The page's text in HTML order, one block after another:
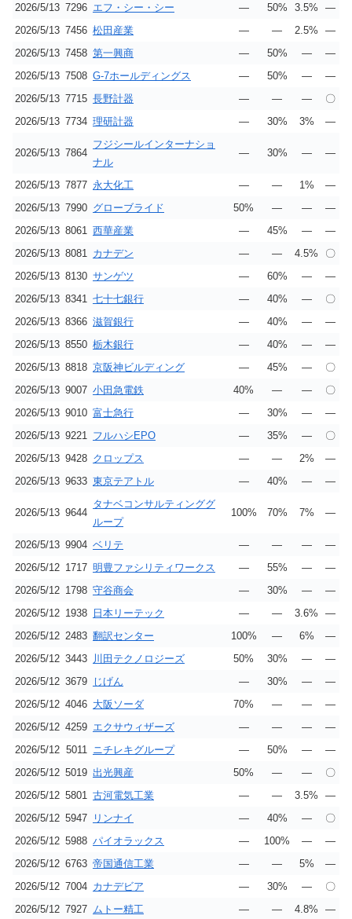
2026/5/13 7296 エフ・シー・シー ― 50% 3.5%
―
2026/5/13 7456 松田産業 ― ― 2.5%
―
2026/5/13 7458 第一興商 ― 50% ―
―
2026/5/13 7508 G‐7ホールディングス ― 50% ―
―
2026/5/13 7715 長野計器 ― ― ―
〇
2026/5/13 7734 理研計器 ― 30% 3% ―
2026/5/13 7864
フジシールインターナショ
ナル
― 30% ― ―
2026/5/13 7877 永大化工 ― ― 1%
―
2026/5/13 7990 グローブライド 50% ― ―
―
2026/5/13 8061 西華産業 ― 45% ―
―
2026/5/13 8081 カナデン ― ― 4.5%
〇
2026/5/13 8130 サンゲツ ― 60% ―
―
2026/5/13 8341 七十七銀行 ― 40% ―
〇
2026/5/13 8366 滋賀銀行 ― 40% ―
―
2026/5/13 8550 栃木銀行 ― 40% ―
―
2026/5/13 8818 京阪神ビルディング ― 45% ―
〇
2026/5/13 9007 小田急電鉄 40% ― ―
〇
2026/5/13 9010 富士急行 ― 30% ―
―
2026/5/13 9221 フルハシEPO ― 35% ―
〇
2026/5/13 9428 クロップス ― ― 2%
―
2026/5/13 9633 東京テアトル ― 40% ― ―
2026/5/13 9644
タナベコンサルティンググ
ループ
100% 70% 7% ―
2026/5/13 9904 ベリテ ― ― ―
―
2026/5/12 1717 明豊ファシリティワークス ― 55% ―
―
2026/5/12 1798 守谷商会 ― 30% ―
―
2026/5/12 1938 日本リーテック ― ― 3.6%
―
2026/5/12 2483 翻訳センター 100% ― 6%
―
2026/5/12 3443 川田テクノロジーズ 50% 30% ―
―
2026/5/12 3679 じげん ― 30% ―
―
2026/5/12 4046 大阪ソーダ 70% ― ―
―
2026/5/12 4259 エクサウィザーズ ― ― ―
―
2026/5/12 5011 ニチレキグループ ― 50% ―
―
2026/5/12 5019 出光興産 50% ― ―
〇
2026/5/12 5801 古河電気工業 ― ― 3.5%
―
2026/5/12 5947 リンナイ ― 40% ―
〇
2026/5/12 5988 パイオラックス ― 100% ―
―
2026/5/12 6763 帝国通信工業 ― ― 5%
―
2026/5/12 7004 カナデビア ― 30% ―
〇
2026/5/12 7927 ムトー精工 ― ― 4.8%
―